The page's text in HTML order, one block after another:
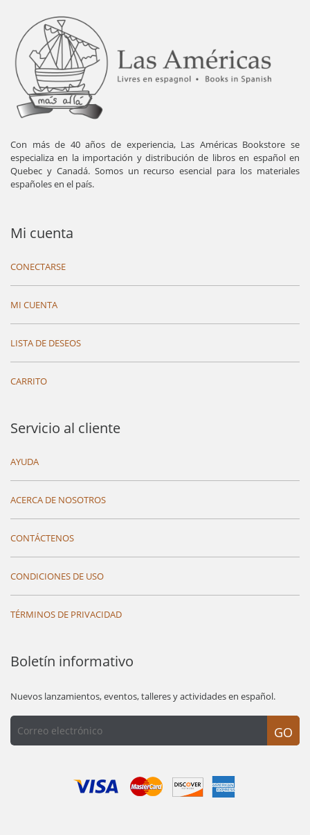
Con más de 40 años de experiencia, Las Américas Bookstore se
especializa en la importación y distribución de libros en español en
Quebec y Canadá. Somos un recurso esencial para los materiales
españoles en el país.
Mi cuenta
CONECTARSE
MI CUENTA
LISTA DE DESEOS
CARRITO
Servicio al cliente
AYUDA
ACERCA DE NOSOTROS
CONTÁCTENOS
CONDICIONES DE USO
TÉRMINOS DE PRIVACIDAD
Boletín informativo
Nuevos lanzamientos, eventos, talleres y actividades en español.
GO